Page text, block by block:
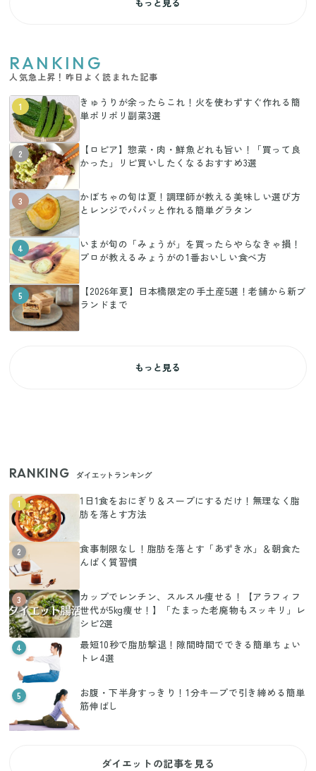
RANKING
人気急上昇！昨日よく読まれた記事
1
きゅうりが余ったらこれ！火を使わずすぐ作れる簡
単ポリポリ副菜3選
2
【ロピア】惣菜・肉・鮮魚どれも旨い！「買って良
かった」リピ買いしたくなるおすすめ3選
3
かぼちゃの旬は夏！調理師が教える美味しい選び方
とレンジでパパッと作れる簡単グラタン
4
いまが旬の「みょうが」を買ったらやらなきゃ損！
プロが教えるみょうがの1番おいしい食べ方
5
【2026年夏】日本橋限定の手土産5選！老舗から新ブ
ランドまで
もっと見る
RANKING ダイエットランキング
1
1日1食をおにぎり＆スープにするだけ！無理なく脂
肪を落とす方法
2
食事制限なし！脂肪を落とす「あずき水」＆朝食た
んぱく質習慣
3
カップでレンチン、スルスル痩せる！【アラフィフ
世代が5kg痩せ！】「たまった老廃物もスッキリ」レ
シピ2選
4
最短10秒で脂肪撃退！隙間時間でできる簡単ちょい
トレ4選
5
お腹・下半身すっきり！1分キープで引き締める簡単
筋伸ばし
ダイエットの記事を見る